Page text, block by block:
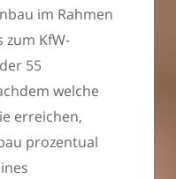
im Rahmen
zum KfW-
55
welche
erreichen,
prozentual